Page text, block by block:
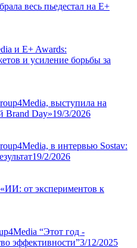
весь пьедестал на E+
и E+ Awards:
и усиление борьбы за
выступила на
Brand Day»19/3/2026
в интервью Sostav:
19/2/2026
от экспериментов к
“Этот год -
эффективности”3/12/2025